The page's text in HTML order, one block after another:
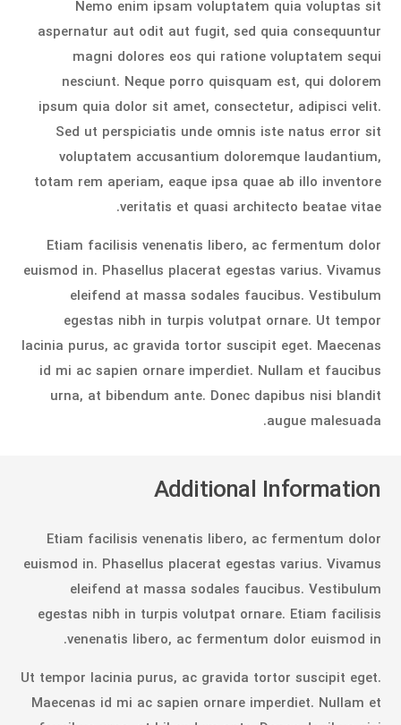
Nemo enim ipsam voluptatem quia voluptas sit
aspernatur aut odit aut fugit, sed quia consequuntur
magni dolores eos qui ratione voluptatem sequi
nesciunt. Neque porro quisquam est, qui dolorem
ipsum quia dolor sit amet, consectetur, adipisci velit.
Sed ut perspiciatis unde omnis iste natus error sit
voluptatem accusantium doloremque laudantium,
totam rem aperiam, eaque ipsa quae ab illo inventore
veritatis et quasi architecto beatae vitae.
Etiam facilisis venenatis libero, ac fermentum dolor
euismod in. Phasellus placerat egestas varius. Vivamus
eleifend at massa sodales faucibus. Vestibulum
egestas nibh in turpis volutpat ornare. Ut tempor
lacinia purus, ac gravida tortor suscipit eget. Maecenas
id mi ac sapien ornare imperdiet. Nullam et faucibus
urna, at bibendum ante. Donec dapibus nisi blandit
augue malesuada.
Additional Information
Etiam facilisis venenatis libero, ac fermentum dolor
euismod in. Phasellus placerat egestas varius. Vivamus
eleifend at massa sodales faucibus. Vestibulum
egestas nibh in turpis volutpat ornare. Etiam facilisis
venenatis libero, ac fermentum dolor euismod in.
Ut tempor lacinia purus, ac gravida tortor suscipit eget.
Maecenas id mi ac sapien ornare imperdiet. Nullam et